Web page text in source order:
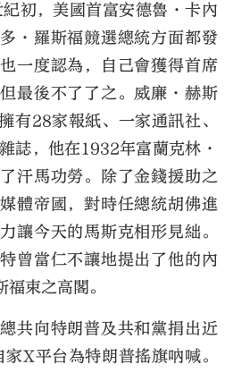
初，美國首富安德魯·卡內
·羅斯福競選總統方面都發
一度認為，自己會獲得首席
最後不了了之。威廉·赫斯
有28家報紙、一家通訊社、
誌，他在1932年富蘭克林·
汗馬功勞。除了金錢援助之
體帝國，對時任總統胡佛進
讓今天的馬斯克相形見絀。
曾當仁不讓地提出了他的內
束之高閣。
共向特朗普及共和黨捐出近
X平台為特朗普搖旗吶喊。